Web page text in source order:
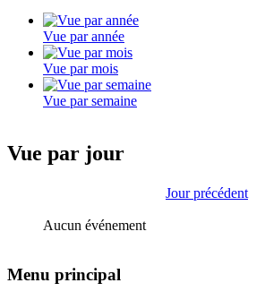
Vue par année
Vue par mois
Vue par semaine
Vue par jour
Jour précédent
Aucun événement
Menu principal